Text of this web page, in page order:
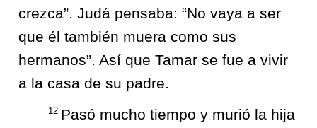
crezca”. Judá pensaba: “No vaya a ser
que él también muera como sus
hermanos”. Así que Tamar se fue a vivir
a la casa de su padre.
12 Pasó mucho tiempo y murió la hija